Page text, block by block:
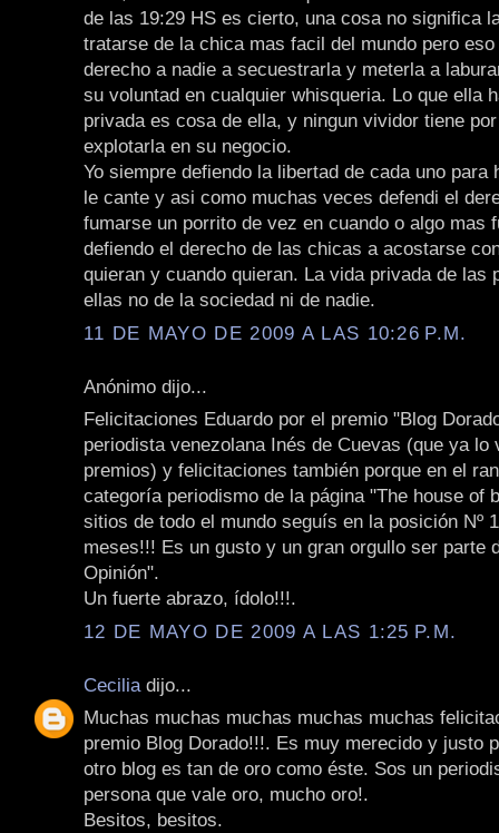
de las 19:29 HS es cierto, una cosa no significa
tratarse de la chica mas facil del mundo pero eso
derecho a nadie a secuestrarla y meterla a
su voluntad en cualquier whisqueria. Lo que ella
privada es cosa de ella, y ningun vividor tiene
explotarla en su negocio.
Yo siempre defiendo la libertad de cada uno para
le cante y asi como muchas veces defendi el
fumarse un porrito de vez en cuando o algo mas
defiendo el derecho de las chicas a acostarse
quieran y cuando quieran. La vida privada de las
ellas no de la sociedad ni de nadie.
11 DE MAYO DE 2009 A LAS 10:26 P.M.
Anónimo dijo...
Felicitaciones Eduardo por el premio "Blog
periodista venezolana Inés de Cuevas (que ya lo
premios) y felicitaciones también porque en el
categoría periodismo de la página "The house of
sitios de todo el mundo seguís en la posición Nº
meses!!! Es un gusto y un gran orgullo ser parte
Opinión".
Un fuerte abrazo, ídolo!!!.
12 DE MAYO DE 2009 A LAS 1:25 P.M.
Cecilia dijo...
Muchas muchas muchas muchas muchas
premio Blog Dorado!!!. Es muy merecido y justo
otro blog es tan de oro como éste. Sos un
persona que vale oro, mucho oro!.
Besitos, besitos.